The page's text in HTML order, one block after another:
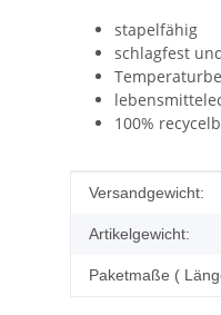
stapelfähig
schlagfest
100%
Wert
Versandgewicht:
Artikelgewicht:
Paketmaße (